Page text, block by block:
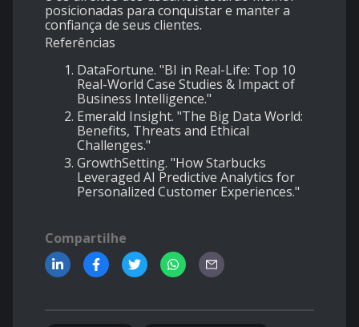
posicionadas para conquistar e manter a
confiança de seus clientes.
Referências
DataFortune. "BI in Real-Life: Top 10
Real-World Case Studies & Impact of
Business Intelligence."
Emerald Insight. "The Big Data World:
Benefits, Threats and Ethical
Challenges."
GrowthSetting. "How Starbucks
Leveraged AI Predictive Analytics for
Personalized Customer Experiences."
Compartilhe